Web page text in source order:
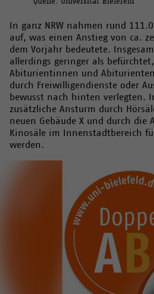
In ganz NRW nahmen rund
auf, was einen Anstieg von ca.
dem Vorjahr bedeutete.
allerdings geringer als
Abiturientinnen und
durch Freiwilligendienste oder
bewusst nach hinten verlegten.
zusätzliche Ansturm durch
neuen Gebäude X und durch die
Kinosäle im Innenstadtbereich
werden.